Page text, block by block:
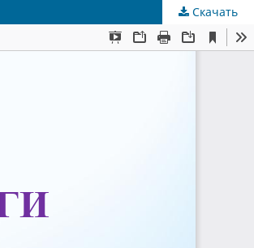
Скачать